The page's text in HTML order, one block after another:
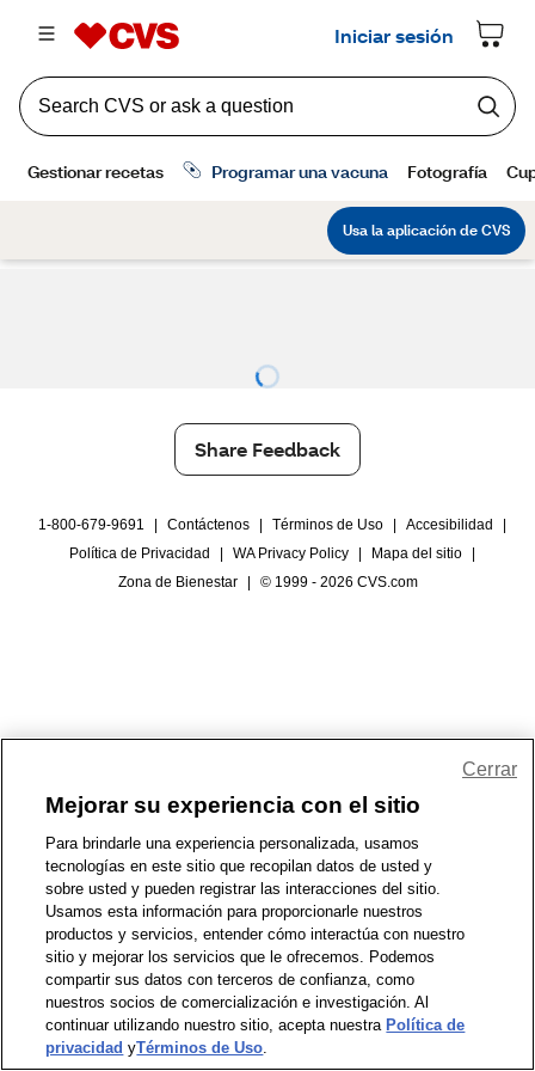
Share Feedback
1-800-679-9691 Contáctenos Términos de Uso Accesibilidad
Política de Privacidad
WA Privacy Policy Mapa del sitio
Zona de Bienestar
© 1999 - 2026 CVS.com
Mejorar su experiencia con el sitio
Para brindarle una experiencia personalizada, usamos
tecnologías en este sitio que recopilan datos de usted y
sobre usted y pueden registrar las interacciones del sitio.
Usamos esta información para proporcionarle nuestros
productos y servicios, entender cómo interactúa con nuestro
sitio y mejorar los servicios que le ofrecemos. Podemos
compartir sus datos con terceros de confianza, como
nuestros socios de comercialización e investigación. Al
continuar utilizando nuestro sitio, acepta nuestra Política de
privacidad yTérminos de Uso.
Cerrar